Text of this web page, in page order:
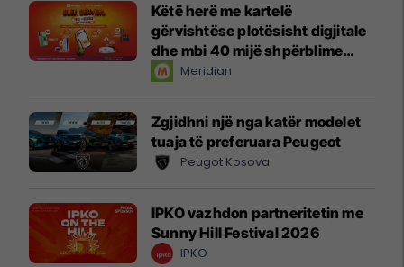
Këtë herë me kartelë
gërvishtëse plotësisht digjitale
dhe mbi 40 mijë shpërblime
instant!Meridian
Zgjidhni një nga katër modelet
tuaja të preferuara Peugeot
Peugot Kosova
IPKO vazhdon partneritetin me
Sunny Hill Festival 2026
IPKO